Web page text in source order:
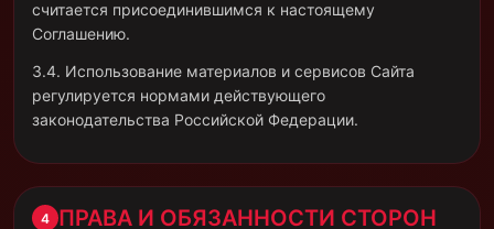
считается присоединившимся к настоящему
Соглашению.
3.4. Использование материалов и сервисов Сайта
регулируется нормами действующего
законодательства Российской Федерации.
4 ПРАВА И ОБЯЗАННОСТИ СТОРОН